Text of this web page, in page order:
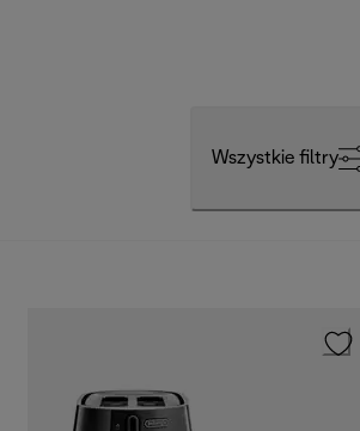
Wszystkie filtry